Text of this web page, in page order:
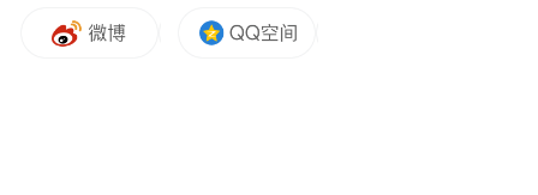
李博表示，本次百年庆祝活动就是要做到内